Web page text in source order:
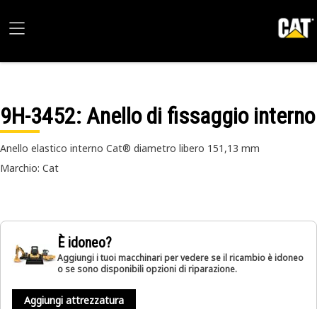
9H-3452: Anello di fissaggio interno
Anello elastico interno Cat® diametro libero 151,13 mm
Marchio: Cat
È idoneo?
Aggiungi i tuoi macchinari per vedere se il ricambio è idoneo
o se sono disponibili opzioni di riparazione.
Aggiungi attrezzatura